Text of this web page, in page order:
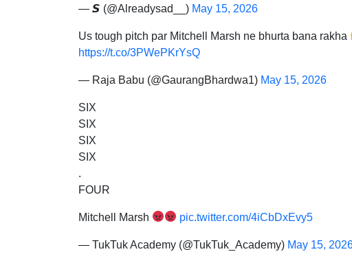
— 𝙎 (@Alreadysad__) May 15, 2026
Us tough pitch par Mitchell Marsh ne bhurta bana rakha
https://t.co/3PWePKrYsQ
— Raja Babu (@GaurangBhardwa1) May 15, 2026
SIX
SIX
SIX
SIX
.
FOUR
Mitchell Marsh pic.twitter.com/4iCbDxEvy5
— TukTuk Academy (@TukTuk_Academy) May 15,